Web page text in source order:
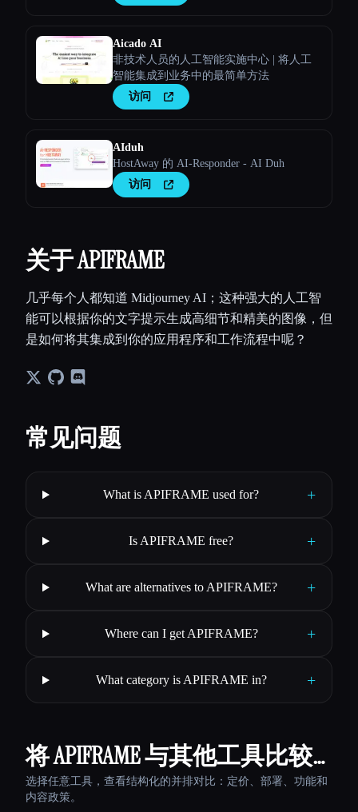
Aicado AI
非技术人员的人工智能实施中心 | 将人工
智能集成到业务中的最简单方法
访问
AIduh
HostAway 的 AI-Responder - AI Duh
访问
关于 APIFRAME
几乎每个人都知道 Midjourney AI；这种强大的人工智
能可以根据你的文字提示生成高细节和精美的图像，但
是如何将其集成到你的应用程序和工作流程中呢？
常见问题
What is APIFRAME used for? +
Is APIFRAME free? +
What are alternatives to APIFRAME? +
Where can I get APIFRAME? +
What category is APIFRAME in? +
将 APIFRAME 与其他工具比较…
选择任意工具，查看结构化的并排对比：定价、部署、功能和
内容政策。